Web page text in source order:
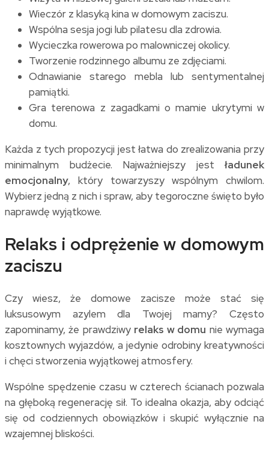
Wieczór z klasyką kina w domowym zaciszu.
Wspólna sesja jogi lub pilatesu dla zdrowia.
Wycieczka rowerowa po malowniczej okolicy.
Tworzenie rodzinnego albumu ze zdjęciami.
Odnawianie starego mebla lub sentymentalnej
pamiątki.
Gra terenowa z zagadkami o mamie ukrytymi w
domu.
Każda z tych propozycji jest łatwa do zrealizowania przy
minimalnym budżecie. Najważniejszy jest ładunek
emocjonalny, który towarzyszy wspólnym chwilom.
Wybierz jedną z nich i spraw, aby tegoroczne święto było
naprawdę wyjątkowe.
Relaks i odprężenie w domowym
zaciszu
Czy wiesz, że domowe zacisze może stać się
luksusowym azylem dla Twojej mamy? Często
zapominamy, że prawdziwy relaks w domu nie wymaga
kosztownych wyjazdów, a jedynie odrobiny kreatywności
i chęci stworzenia wyjątkowej atmosfery.
Wspólne spędzenie czasu w czterech ścianach pozwala
na głęboką regenerację sił. To idealna okazja, aby odciąć
się od codziennych obowiązków i skupić wyłącznie na
wzajemnej bliskości.